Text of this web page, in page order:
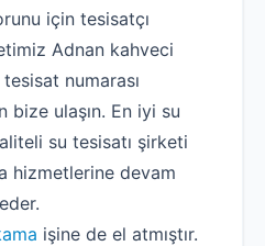
için tesisatçı
Adnan kahveci
numarası
bize ulaşın. En iyi su
su tesisatı şirketi
hizmetlerine devam
eder.
işine de el atmıştır.